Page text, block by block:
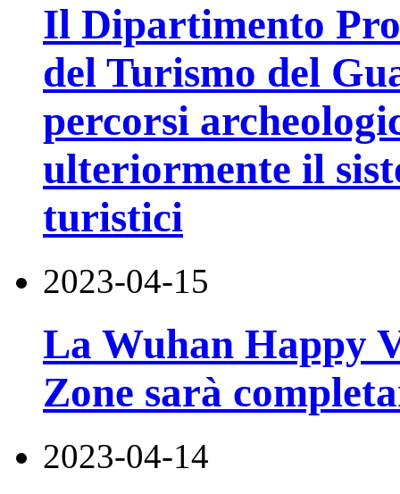
Il Dipartimento
del Turismo del
percorsi
ulteriormente il
turistici
2023-04-15
La Wuhan Happy
Zone sarà
2023-04-14